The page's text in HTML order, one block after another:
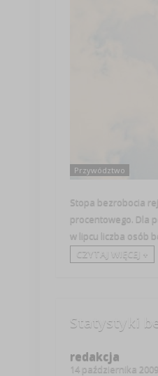
Przywództwo
Stopa bezrobocia
procentowego. Dla
w lipcu liczba osób
CZYTAJ WIĘCEJ +
Statystyki
redakcja
14 października 2009